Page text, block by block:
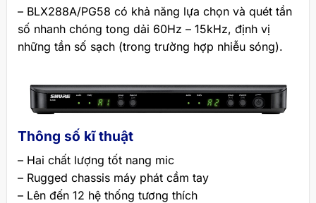
– BLX288A/PG58 có khả năng lựa chọn và quét tần
số nhanh chóng tong dải 60Hz – 15kHz, định vị
những tần số sạch (trong trường hợp nhiễu sóng).
Thông số kĩ thuật
– Hai chất lượng tốt nang mic
– Rugged chassis máy phát cầm tay
– Lên đến 12 hệ thống tương thích